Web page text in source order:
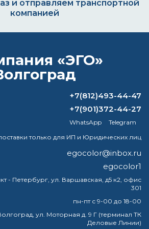
и отправляем транспортной
компанией
ОТВЕТ
растворитель
+7(812)493-44-47
+7(901)372-44-27
WhatsApp
Telegram
только для ИП и Юридических лиц
egocolor@inbox.ru
egocolor1
- Петербург, ул. Варшавская, д5 к2, офис
301
пн-пт с 9-00 до 18-00
ул. Моторная д. 9 Г (терминал ТК
Деловые Линии)